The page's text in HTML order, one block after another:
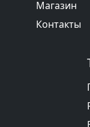
Магазин
Контакты